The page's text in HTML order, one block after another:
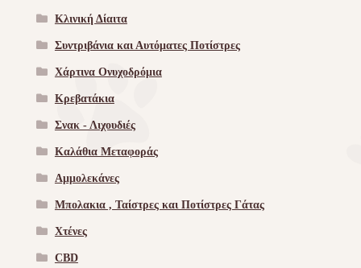
Κλινική Δίαιτα
Συντριβάνια και Αυτόματες Ποτίστρες
Χάρτινα Ονυχοδρόμια
Κρεβατάκια
Σνακ - Λιχουδιές
Καλάθια Μεταφοράς
Αμμολεκάνες
Μπολακια , Ταίστρες και Ποτίστρες Γάτας
Χτένες
CBD